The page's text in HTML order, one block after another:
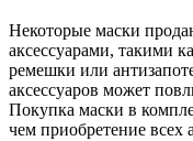
Некоторые маски
аксессуарами, такими
ремешки или
аксессуаров может
Покупка маски в
чем приобретение всех